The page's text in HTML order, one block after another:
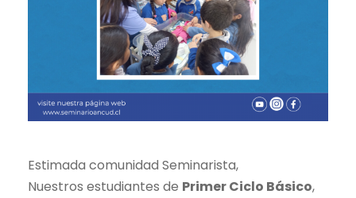
Estimada comunidad Seminarista,
Nuestros estudiantes de Primer Ciclo Básico,